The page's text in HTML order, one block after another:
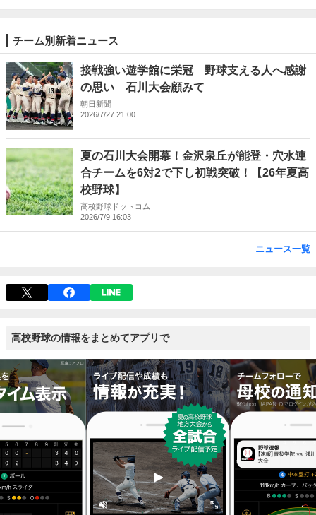
チーム別新着ニュース
接戦強い遊学館に栄冠 野球支える人へ感謝
の思い 石川大会顧みて
朝日新聞
2026/7/27 21:00
夏の石川大会開幕！金沢泉丘が能登・穴水連
合チームを6対2で下し初戦突破！【26年夏高
校野球】
高校野球ドットコム
2026/7/9 16:03
ニュース一覧
高校野球の情報をまとめてアプリで